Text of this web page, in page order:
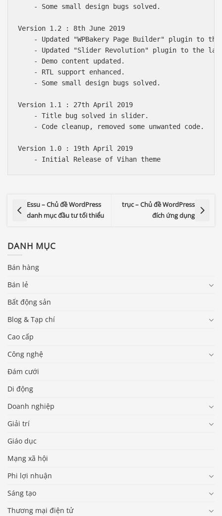
    - Some small design bugs solved.
Version 1.2 : 8th June 2019
- Updated "WPBakery Page Builder" plugin to
- Updated "Slider Revolution" plugin to the
    - Demo content updated.
    - RTL support enhanced.
    - Some small design bugs solved.
Version 1.1 : 27th April 2019
    - Title bug solved in slider.
    - Code cleanup, removed some unwanted code.
Version 1.0 : 19th April 2019
Essu – Chủ đề WordPress
danh mục đầu tư tối thiểu
trục – Chủ đề WordPress
đích ứng dụng
DANH MỤC
Bán hàng
Bán lẻ
Bất động sản
Blog & Tạp chí
Cao cấp
Công nghệ
Đám cưới
Di động
Doanh nghiệp
Giải trí
Giáo dục
Mạng xã hội
Phi lợi nhuận
Sáng tạo
Thương mại điện tử